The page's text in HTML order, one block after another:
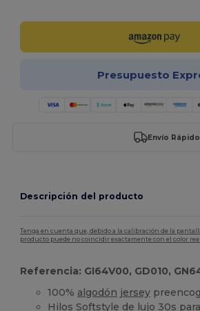
Presupuesto
Envío Rápido
Descripción del producto
Tenga en cuenta que, debido a la calibración de la
producto puede no coincidir exactamente con el color
Referencia: GI64V00, GD010,
100% algodón jersey
Hilos Softstyle de lujo 30s